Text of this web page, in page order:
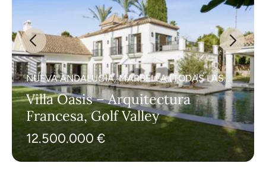
NUEVA ANDALUCIA, MARBELLA (TODAS LAS
ÁREAS)
Villa Oasis – Arquitectura
Francesa, Golf Valley
12.500.000 €